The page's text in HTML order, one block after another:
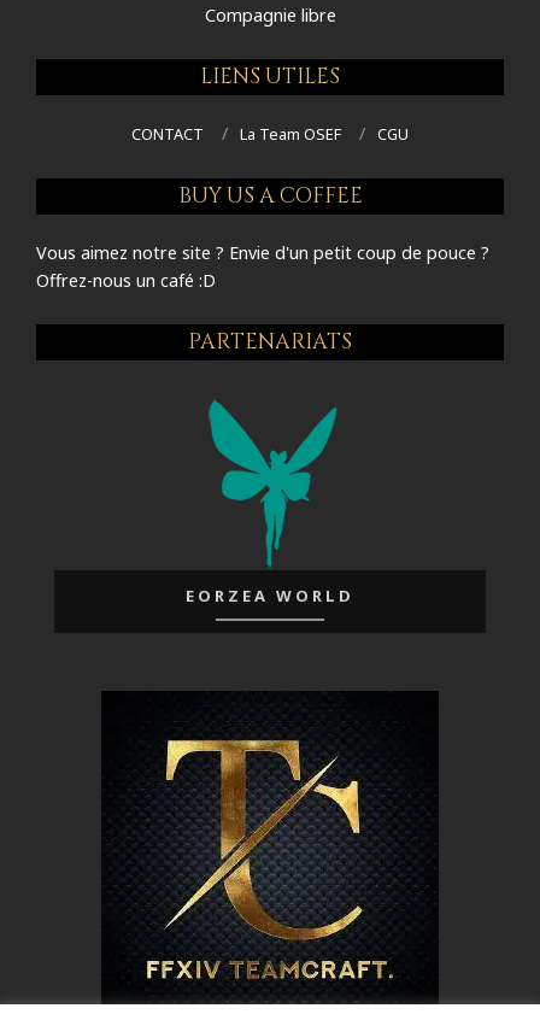
Compagnie libre
LIENS UTILES
CONTACT La Team OSEF CGU
BUY US A COFFEE
Vous aimez notre site ? Envie d'un petit coup de pouce ?
Offrez-nous un café :D
PARTENARIATS
EORZEA WORLD